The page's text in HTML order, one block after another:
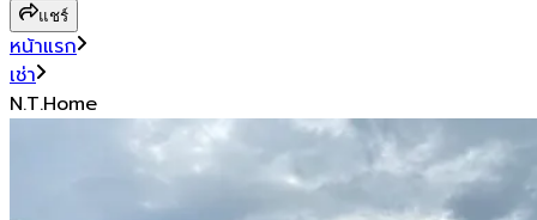
แชร์
หน้าแรก
เช่า
N.T.Home